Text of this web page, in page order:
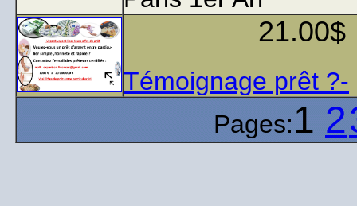
21.00$
Témoignage prêt ?-
Pages:1 2